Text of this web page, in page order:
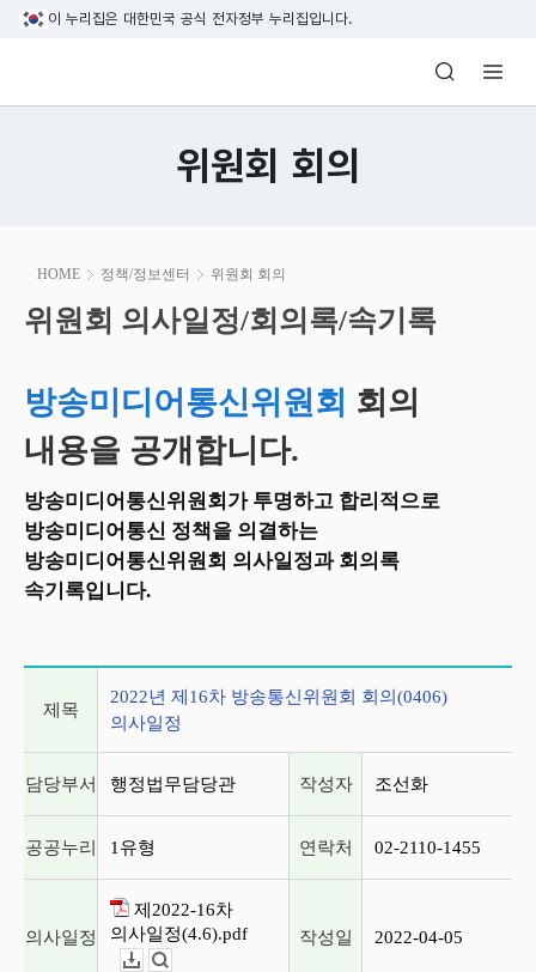
본문 바로가기
이 누리집은 대한민국 공식 전자정부 누리집입니다.
방송미디어통신위원회 Korea Media
위원회 회의
HOME 정책/정보센터 위원회 회의
위원회 의사일정/회의록/속기록
시
작
위원회 의사일정/회의록/속기록
방송미디어통신위원회 회의
내용을 공개합니다.
방송미디어통신위원회가 투명하고 합리적으로
방송미디어통신 정책을 의결하는
방송미디어통신위원회 의사일정과 회의록
속기록입니다.
제목
2022년 제16차 방송통신위원회 회의(0406)
의사일정
담당부서 행정법무담당관 작성자 조선화
공공누리 1유형 연락처 02-2110-1455
의사일정
제2022-16차
의사일정(4.6).pdf
작성일 2022-04-05